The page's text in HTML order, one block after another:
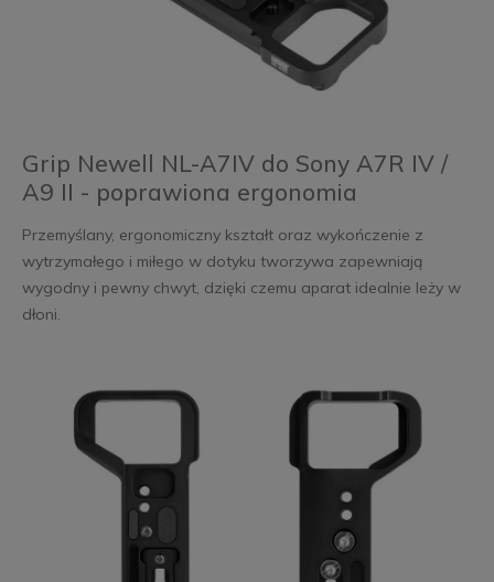
Grip Newell NL-A7IV do Sony A7R IV /
A9 II - poprawiona ergonomia
Przemyślany, ergonomiczny kształt oraz wykończenie z
wytrzymałego i miłego w dotyku tworzywa zapewniają
wygodny i pewny chwyt, dzięki czemu aparat idealnie leży w
dłoni.